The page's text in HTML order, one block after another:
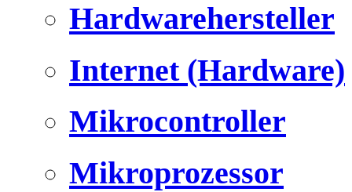
Hardwarehersteller
Internet (Hardware)
Mikrocontroller
Mikroprozessor